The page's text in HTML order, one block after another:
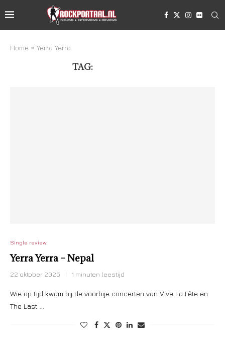
Home » Yerra Yerra
TAG:
Single review
Yerra Yerra – Nepal
22 oktober 2025 1 minuten leestijd
Wie op tijd kwam bij de voorbije concerten van Vive La Fête en
The Last …